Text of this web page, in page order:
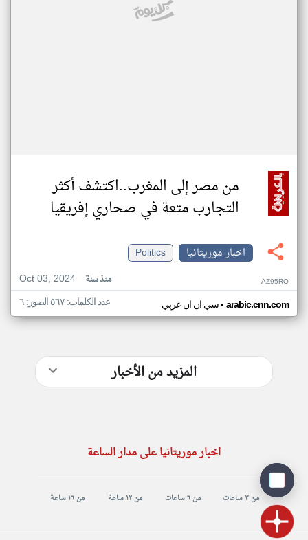
من مصر إلى المغرب..اكتشف أكثر
التجارب متعة في صحاري إفريقيا
اخبار موريتانيا
Politics
Oct 03, 2024
منذ سنة AZ95RO
سي ان ان عربي• arabic.cnn.com عدد الكلمات: ٥٦٧ الصور: ٦
المزيد من الأخبار
اخبار موريتانيا على مدار الساعة
من ٣ ساعات من ٦ ساعات من ١٢ ساعة من ١٦ ساعة